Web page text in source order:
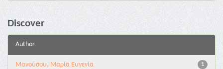
Discover
Author
1
Μανούσου, Μαρία Ευγενία